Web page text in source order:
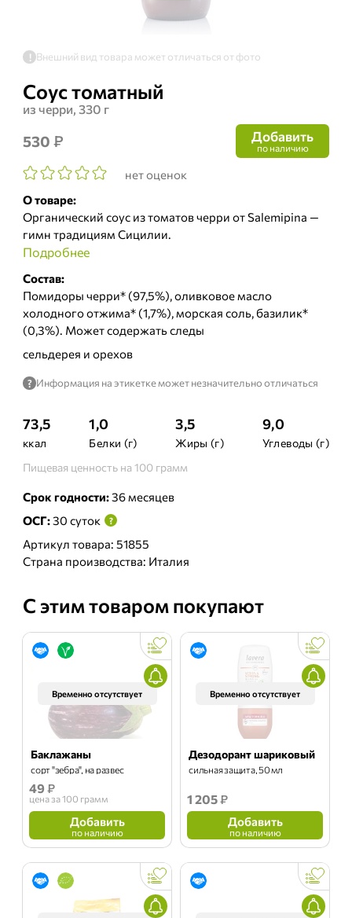
! Внешний вид товара может отличаться от фото
Соус томатный
из черри, 330 г
530 ₽ Добавить
по наличию
нет оценок
О товаре:
Органический соус из томатов черри от Salemipina —
гимн традициям Сицилии.
Подробнее
Состав:
Помидоры черри* (97,5%), оливковое масло
холодного отжима* (1,7%), морская соль, базилик*
(0,3%). Может содержать следы
сельдерея и орехов
? Информация на этикетке может незначительно отличаться
73,5
ккал
1,0
Белки (г)
3,5
Жиры (г)
9,0
Углеводы (г)
Пищевая ценность на 100 грамм
Срок годности:36 месяцев
ОСГ:30 суток ?
Артикул товара: 51855
Страна производства: Италия
С этим товаром покупают
Временно отсутствует
Баклажаны
сорт "зебра", на развес
49 ₽
цена за 100 грамм
Добавить
по наличию
Временно отсутствует
Дезодорант шариковый
сильная защита, 50 мл
1 205₽
Добавить
по наличию